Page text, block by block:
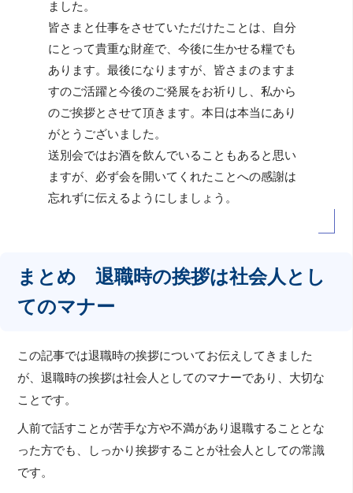
ました。
皆さまと仕事をさせていただけたことは、自分
にとって貴重な財産で、今後に生かせる糧でも
あります。最後になりますが、皆さまのますま
すのご活躍と今後のご発展をお祈りし、私から
のご挨拶とさせて頂きます。本日は本当にあり
がとうございました。
送別会ではお酒を飲んでいることもあると思い
ますが、必ず会を開いてくれたことへの感謝は
忘れずに伝えるようにしましょう。
まとめ 退職時の挨拶は社会人とし
てのマナー
この記事では退職時の挨拶についてお伝えしてきました
が、退職時の挨拶は社会人としてのマナーであり、大切な
ことです。
人前で話すことが苦手な方や不満があり退職することとな
った方でも、しっかり挨拶することが社会人としての常識
です。